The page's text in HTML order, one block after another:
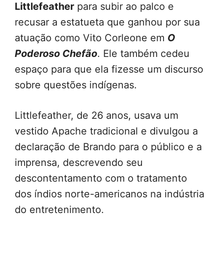
Littlefeather para subir ao palco e
recusar a estatueta que ganhou por sua
atuação como Vito Corleone em O
Poderoso Chefão. Ele também cedeu
espaço para que ela fizesse um discurso
sobre questões indígenas.
Littlefeather, de 26 anos, usava um
vestido Apache tradicional e divulgou a
declaração de Brando para o público e a
imprensa, descrevendo seu
descontentamento com o tratamento
dos índios norte-americanos na indústria
do entretenimento.